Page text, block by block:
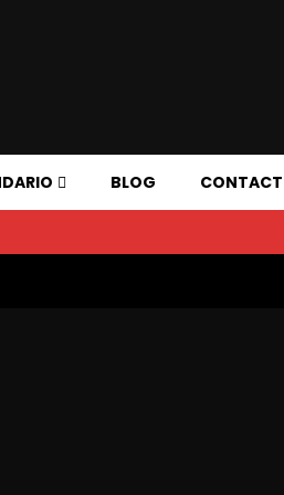
BLOG